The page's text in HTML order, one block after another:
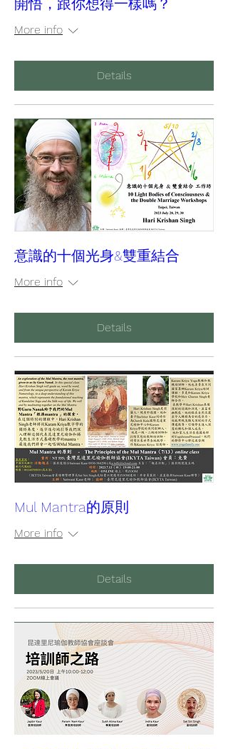
開悟，跟你想得一樣嗎？
More info
Details
意識的十個光身&雙重結合
More info
Details
Mul Mantra的原則
More info
Details